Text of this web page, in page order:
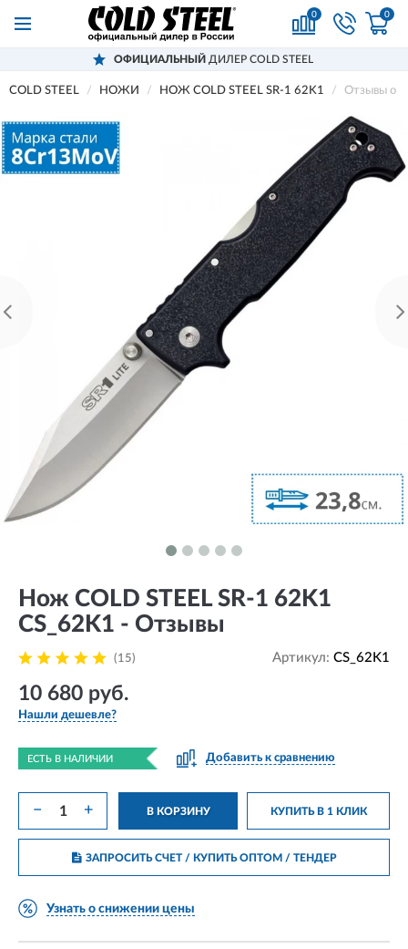
0 0
ОФИЦИАЛЬНЫЙДИЛЕР COLD STEEL
COLD STEEL НОЖИ НОЖ COLD STEEL SR-1 62K1 Отзывы о
Нож COLD STEEL SR-1 62K1
CS_62K1 - Отзывы
(15) Артикул: CS_62K1
10 680 руб.
Нашли дешевле?
ЕСТЬ В НАЛИЧИИ Добавить к сравнению
− + В КОРЗИНУ КУПИТЬ В 1 КЛИК
ЗАПРОСИТЬ СЧЕТ / КУПИТЬ ОПТОМ/ ТЕНДЕР
Узнать о снижении цены